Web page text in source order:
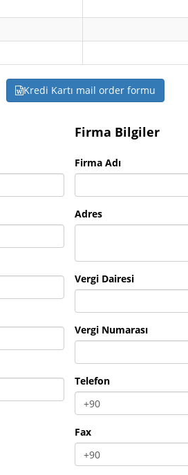
Kredi Kartı mail order formu
Firma Bilgiler
Firma Adı
Adres
Vergi Dairesi
Vergi Numarası
Telefon
Fax